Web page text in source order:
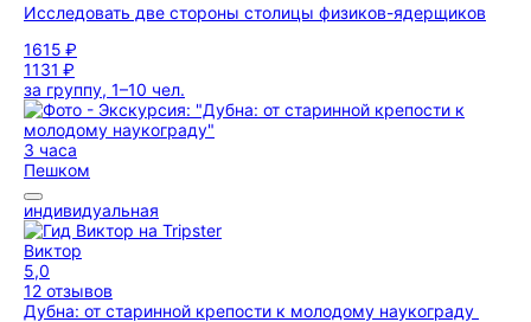
Исследовать две стороны столицы физиков-ядерщиков
1615 ₽
1131 ₽
за группу, 1–10 чел.
3 часа
Пешком
индивидуальная
Виктор
5,0
12 отзывов
Дубна: от старинной крепости к молодому наукограду